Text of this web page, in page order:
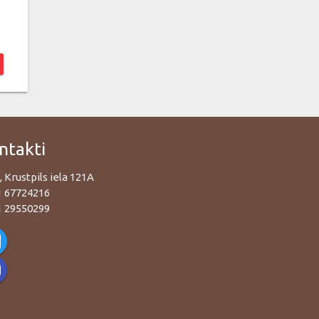
Krustpils iela 121A
67724216
29550299